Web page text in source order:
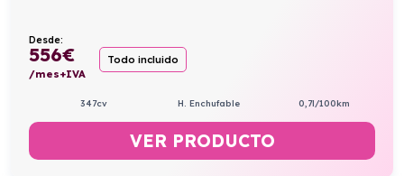
Desde:
556€
/mes+IVA
Todo incluido
347cv H. Enchufable 0,7l/100km
VER PRODUCTO